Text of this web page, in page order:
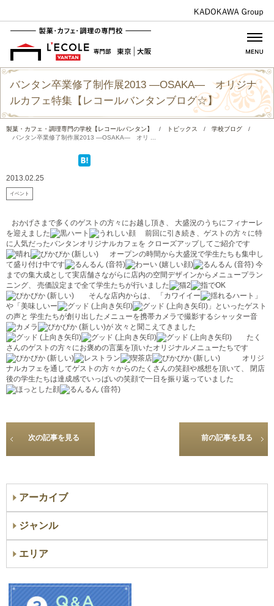
バンタン卒業修了制作展2013 ―OSAKA― オリジナ
ルカフェ特集【レコールバンタンブログ☆】
製菓・カフェ・調理専門の学校【レコールバンタン】 / トピックス / 学校ブログ
/
バンタン卒業修了制作展2013 ―OSAKA― オリ ...
2013.02.25
イベント
おかげさまで多くのゲストの方々にお越し頂き、 大盛況のうちにフィナーレ
を迎えました
前回に引き続き、ゲストの方々に特
に人気だったバンタンオリジナルカフェを クローズアップしてご紹介です
オープンの時間から大盛況で学生たちも集中し
て盛り付け中です
今
までの集大成として実店舗さながらに店内の空間デザインからメニュープラン
ニング、 売価設定まで全て学生たちが行いました
そんな店内からは、 「カワイイー
」
や「美味しいー
」といったゲスト
の声と 学生たちが創り出したメニューを携帯カメラで撮影するシャッター音
が 次々と聞こえてきました
たく
さんのゲストの方々にお褒めの言葉を頂いたオリジナルメニューたちです
オリジ
ナルカフェを通してゲストの方々からのたくさんの笑顔や感想を頂いて、 閉店
後の学生たちは達成感でいっぱいの笑顔で一日を振り返っていました
次の記事を見る 前の記事を見る
アーカイブ
ジャンル
エリア